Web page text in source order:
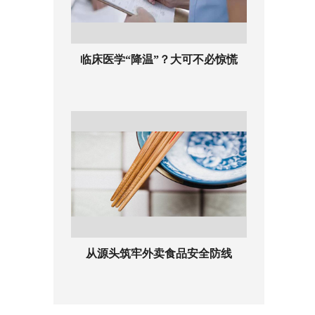
临床医学“降温”？大可不必惊慌
从源头筑牢外卖食品安全防线